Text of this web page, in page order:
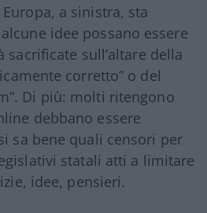
a sinistra, sta
idee possano essere
sacrificate sull’altare della
corretto” o del
Di più: molti ritengono
debbano essere
sa bene quali censori per
statali atti a limitare
idee, pensieri.